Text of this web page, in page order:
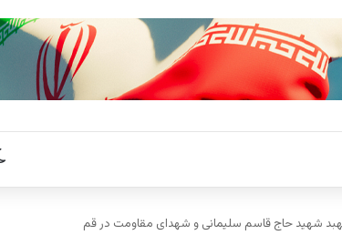
شهید حاج قاسم سلیمانی و شهدای مقاومت در قم